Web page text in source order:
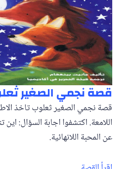
قصة نجمي الصغير
قصة نجمي الصغير ثعلوب تاخذ
اللامعة. اكتشفوا اجابة السؤال: اين
عن المحبة اللانهائية.